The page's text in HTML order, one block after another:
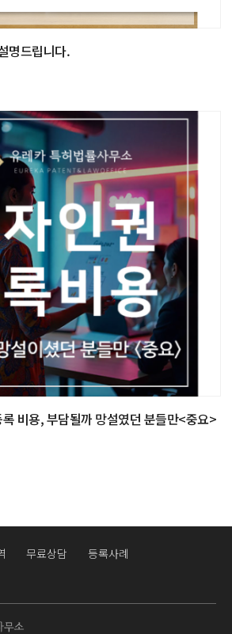
명드립니다.
비용, 부담될까 망설였던 분들만<중요>
무료상담 등록사례